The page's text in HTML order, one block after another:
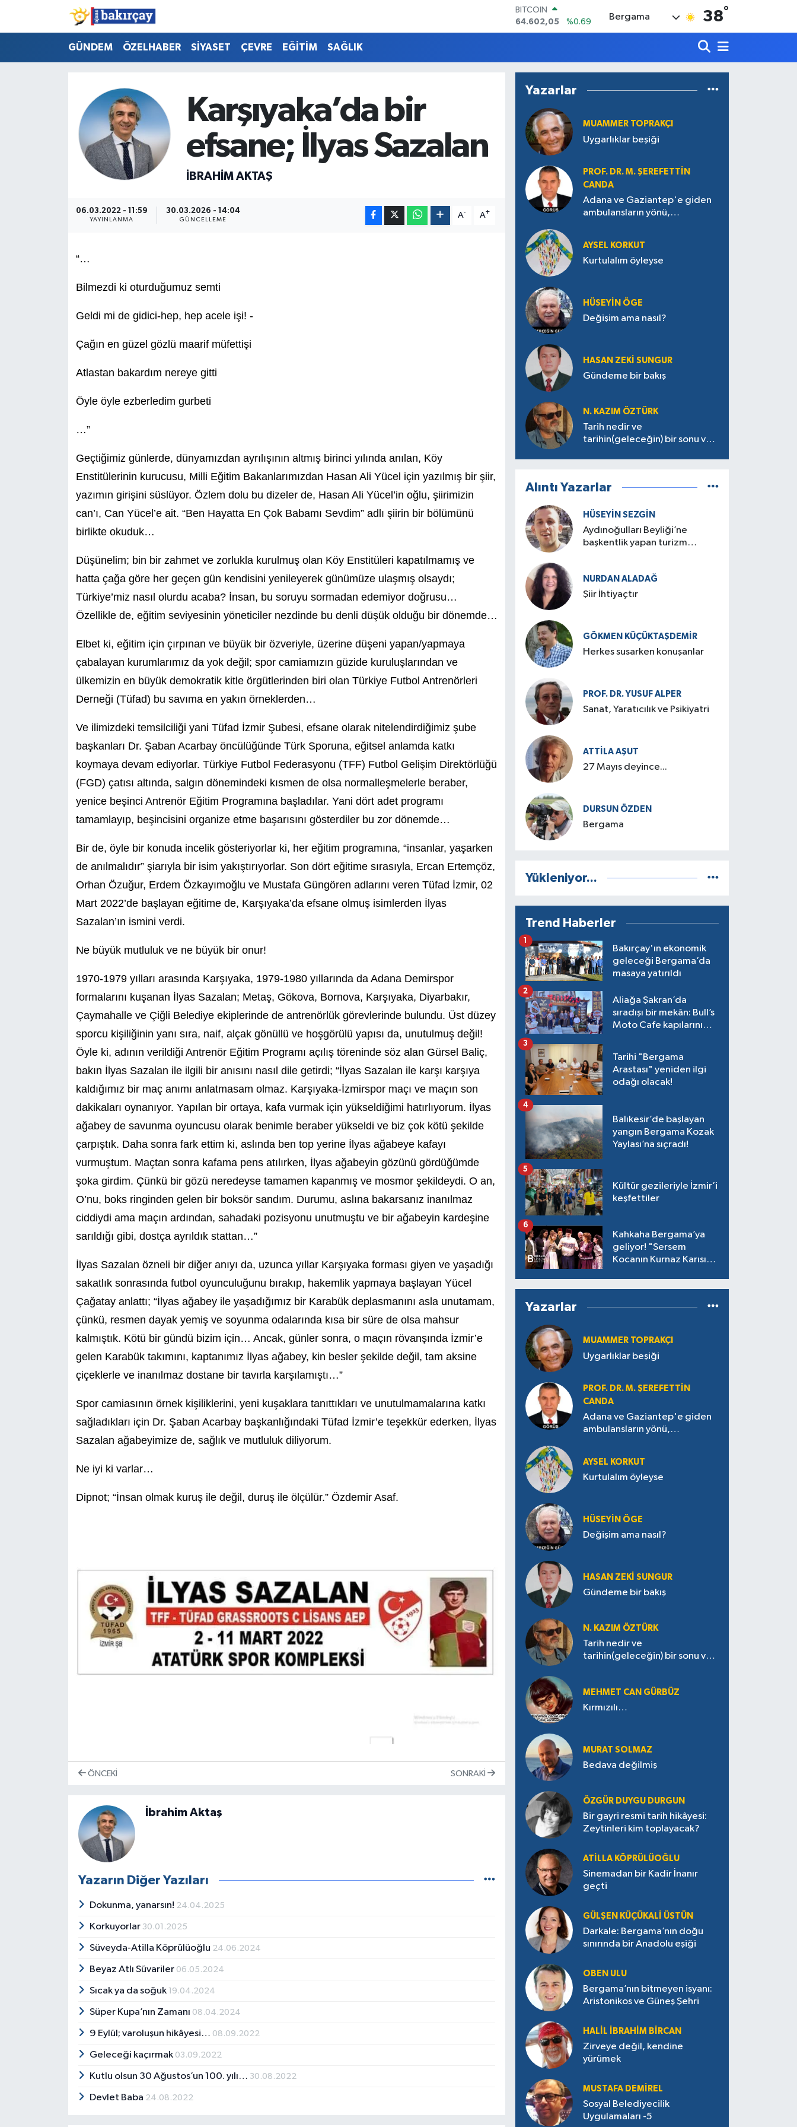
DOLAR
47,6006
%0.06
EURO
6513.94
%0.32
13.768
%48
BITCOIN
64.602,05
%0.69
Bergama 38°
GÜNDEM ÖZELHABER SİYASET ÇEVRE EĞİTİM SAĞLIK
Karşıyaka’da bir
efsane; İlyas Sazalan
İBRAHIM AKTAŞ
06.03.2022 - 11:59
YAYINLANMA
30.03.2026 - 14:04
GÜNCELLEME
A- A+
“…
Bilmezdi ki oturduğumuz semti
Geldi mi de gidici-hep, hep acele işi! -
Çağın en güzel gözlü maarif müfettişi
Atlastan bakardım nereye gitti
Öyle öyle ezberledim gurbeti
…”
Geçtiğimiz günlerde, dünyamızdan ayrılışının altmış birinci yılında anılan, Köy
Enstitülerinin kurucusu, Milli Eğitim Bakanlarımızdan Hasan Ali Yücel için yazılmış bir şiir,
yazımın girişini süslüyor. Özlem dolu bu dizeler de, Hasan Ali Yücel’in oğlu, şiirimizin
can’ı, Can Yücel’e ait. “Ben Hayatta En Çok Babamı Sevdim” adlı şiirin bir bölümünü
birlikte okuduk…
Düşünelim; bin bir zahmet ve zorlukla kurulmuş olan Köy Enstitüleri kapatılmamış ve
hatta çağa göre her geçen gün kendisini yenileyerek günümüze ulaşmış olsaydı;
Türkiye’miz nasıl olurdu acaba? İnsan, bu soruyu sormadan edemiyor doğrusu…
Özellikle de, eğitim seviyesinin yöneticiler nezdinde bu denli düşük olduğu bir dönemde…
Elbet ki, eğitim için çırpınan ve büyük bir özveriyle, üzerine düşeni yapan/yapmaya
çabalayan kurumlarımız da yok değil; spor camiamızın güzide kuruluşlarından ve
ülkemizin en büyük demokratik kitle örgütlerinden biri olan Türkiye Futbol Antrenörleri
Derneği (Tüfad) bu savıma en yakın örneklerden…
Ve ilimizdeki temsilciliği yani Tüfad İzmir Şubesi, efsane olarak nitelendirdiğimiz şube
başkanları Dr. Şaban Acarbay öncülüğünde Türk Sporuna, eğitsel anlamda katkı
koymaya devam ediyorlar. Türkiye Futbol Federasyonu (TFF) Futbol Gelişim Direktörlüğü
(FGD) çatısı altında, salgın dönemindeki kısmen de olsa normalleşmelerle beraber,
yenice beşinci Antrenör Eğitim Programına başladılar. Yani dört adet programı
tamamlayıp, beşincisini organize etme başarısını gösterdiler bu zor dönemde…
Bir de, öyle bir konuda incelik gösteriyorlar ki, her eğitim programına, “insanlar, yaşarken
de anılmalıdır” şiarıyla bir isim yakıştırıyorlar. Son dört eğitime sırasıyla, Ercan Ertemçöz,
Orhan Özuğur, Erdem Özkayımoğlu ve Mustafa Güngören adlarını veren Tüfad İzmir, 02
Mart 2022’de başlayan eğitime de, Karşıyaka’da efsane olmuş isimlerden İlyas
Sazalan’ın ismini verdi.
Ne büyük mutluluk ve ne büyük bir onur!
1970-1979 yılları arasında Karşıyaka, 1979-1980 yıllarında da Adana Demirspor
formalarını kuşanan İlyas Sazalan; Metaş, Gökova, Bornova, Karşıyaka, Diyarbakır,
Çaymahalle ve Çiğli Belediye ekiplerinde de antrenörlük görevlerinde bulundu. Üst düzey
sporcu kişiliğinin yanı sıra, naif, alçak gönüllü ve hoşgörülü yapısı da, unutulmuş değil!
Öyle ki, adının verildiği Antrenör Eğitim Programı açılış töreninde söz alan Gürsel Baliç,
bakın İlyas Sazalan ile ilgili bir anısını nasıl dile getirdi; “İlyas Sazalan ile karşı karşıya
kaldığımız bir maç anımı anlatmasam olmaz. Karşıyaka-İzmirspor maçı ve maçın son
dakikaları oynanıyor. Yapılan bir ortaya, kafa vurmak için yükseldiğimi hatırlıyorum. İlyas
ağabey de savunma oyuncusu olarak benimle beraber yükseldi ve biz çok kötü şekilde
çarpıştık. Daha sonra fark ettim ki, aslında ben top yerine İlyas ağabeye kafayı
vurmuştum. Maçtan sonra kafama pens atılırken, İlyas ağabeyin gözünü gördüğümde
şoka girdim. Çünkü bir gözü neredeyse tamamen kapanmış ve mosmor şekildeydi. O an,
O’nu, boks ringinden gelen bir boksör sandım. Durumu, aslına bakarsanız inanılmaz
ciddiydi ama maçın ardından, sahadaki pozisyonu unutmuştu ve bir ağabeyin kardeşine
sarıldığı gibi, dostça ayrıldık stattan…”
İlyas Sazalan özneli bir diğer anıyı da, uzunca yıllar Karşıyaka forması giyen ve yaşadığı
sakatlık sonrasında futbol oyunculuğunu bırakıp, hakemlik yapmaya başlayan Yücel
Çağatay anlattı; “İlyas ağabey ile yaşadığımız bir Karabük deplasmanını asla unutamam,
çünkü, resmen dayak yemiş ve soyunma odalarında kısa bir süre de olsa mahsur
kalmıştık. Kötü bir gündü bizim için… Ancak, günler sonra, o maçın rövanşında İzmir’e
gelen Karabük takımını, kaptanımız İlyas ağabey, kin besler şekilde değil, tam aksine
çiçeklerle ve inanılmaz dostane bir tavırla karşılamıştı…”
Spor camiasının örnek kişiliklerini, yeni kuşaklara tanıttıkları ve unutulmamalarına katkı
sağladıkları için Dr. Şaban Acarbay başkanlığındaki Tüfad İzmir’e teşekkür ederken, İlyas
Sazalan ağabeyimize de, sağlık ve mutluluk diliyorum.
Ne iyi ki varlar…
Dipnot; “İnsan olmak kuruş ile değil, duruş ile ölçülür.” Özdemir Asaf.
ÖNCEKI SONRAKI
İbrahim Aktaş
Yazarın Diğer Yazıları
Dokunma, yanarsın! 24.04.2025
Korkuyorlar 30.01.2025
Süveyda-Atilla Köprülüoğlu 24.06.2024
Beyaz Atlı Süvariler 06.05.2024
Sıcak ya da soğuk 19.04.2024
Süper Kupa’nın Zamanı 08.04.2024
9 Eylül; varoluşun hikâyesi… 08.09.2022
Geleceği kaçırmak 03.09.2022
Kutlu olsun 30 Ağustos’un 100. yılı… 30.08.2022
Devlet Baba 24.08.2022
Yazarlar
MUAMMER TOPRAKÇI
Uygarlıklar beşiği
PROF. DR. M. ŞEREFETTIN
CANDA
Adana ve Gaziantep'e giden
ambulansların yönü,
AYSEL KORKUT
Kurtulalım öyleyse
HÜSEYIN ÖGE
Değişim ama nasıl?
HASAN ZEKI SUNGUR
Gündeme bir bakış
N. KAZIM ÖZTÜRK
Tarih nedir ve
tarihin(geleceğin) bir sonu var
Alıntı Yazarlar
HÜSEYIN SEZGIN
Aydınoğulları Beyliği’ne
başkentlik yapan turizm
NURDAN ALADAĞ
Şiir İhtiyaçtır
GÖKMEN KÜÇÜKTAŞDEMIR
Herkes susarken konuşanlar
PROF. DR. YUSUF ALPER
Sanat, Yaratıcılık ve Psikiyatri
ATTILA AŞUT
27 Mayıs deyince...
DURSUN ÖZDEN
Bergama
Yükleniyor...
Trend Haberler
Bakırçay'ın ekonomik
geleceği Bergama’da
masaya yatırıldı
1
Aliağa Şakran’da
sıradışı bir mekân: Bull’s
Moto Cafe kapılarını
2
Tarihi "Bergama
Arastası" yeniden ilgi
odağı olacak!
3
Balıkesir’de başlayan
yangın Bergama Kozak
Yaylası’na sıçradı!
4
Kültür gezileriyle İzmir’i
keşfettiler
5
Kahkaha Bergama’ya
geliyor! "Sersem
Kocanın Kurnaz Karısı"
6
Yazarlar
MUAMMER TOPRAKÇI
Uygarlıklar beşiği
PROF. DR. M. ŞEREFETTIN
CANDA
Adana ve Gaziantep'e giden
ambulansların yönü,
AYSEL KORKUT
Kurtulalım öyleyse
HÜSEYIN ÖGE
Değişim ama nasıl?
HASAN ZEKI SUNGUR
Gündeme bir bakış
N. KAZIM ÖZTÜRK
Tarih nedir ve
tarihin(geleceğin) bir sonu var
MEHMET CAN GÜRBÜZ
Kırmızılı…
MURAT SOLMAZ
Bedava değilmiş
ÖZGÜR DUYGU DURGUN
Bir gayri resmi tarih hikâyesi:
Zeytinleri kim toplayacak?
ATILLA KÖPRÜLÜOĞLU
Sinemadan bir Kadir İnanır
geçti
GÜLŞEN KÜÇÜKALI ÜSTÜN
Darkale: Bergama’nın doğu
sınırında bir Anadolu eşiği
OBEN ULU
Bergama’nın bitmeyen isyanı:
Aristonikos ve Güneş Şehri
HALIL İBRAHIM BIRCAN
Zirveye değil, kendine
yürümek
MUSTAFA DEMIREL
Sosyal Belediyecilik
Uygulamaları -5
İzmir Nöbetçi Eczaneler
İzmir Namaz Vakitleri
İzmir Trafik Yoğunluk Haritası
Süper Lig Puan Durumu ve Fikstür
Haber Arşivi